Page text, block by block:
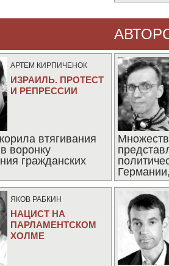
АРТЕМ КИРПИЧЕНОК
ИЗРАИЛЬ. ПРОТЕСТ
И РЕПРЕССИИ
втягивания
воронку
гражданских
ЯКОВ РАБКИН
НАЦИСТ НА
ПАРЛАМЕНТСКОМ
ХОЛМЕ